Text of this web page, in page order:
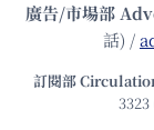
廣告/市場部
話) /
訂閱部
3323